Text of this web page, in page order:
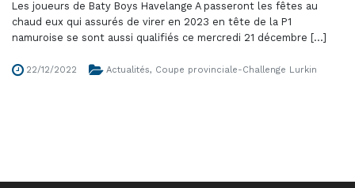
Les joueurs de Baty Boys Havelange A passeront les fêtes au
chaud eux qui assurés de virer en 2023 en tête de la P1
namuroise se sont aussi qualifiés ce mercredi 21 décembre [...]
22/12/2022 Actualités, Coupe provinciale-Challenge Lurkin